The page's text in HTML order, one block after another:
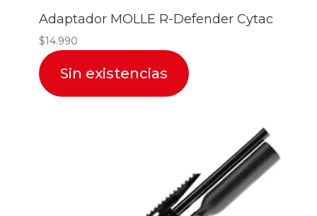
Adaptador MOLLE R-Defender Cytac
$14.990
Sin existencias